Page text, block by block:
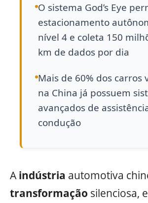
O sistema God’s Eye
estacionamento
nível 4 e coleta 150
km de dados por dia
Mais de 60% dos carros
na China já possuem
avançados de
condução
Aindústria automotiva
transformação silenciosa,